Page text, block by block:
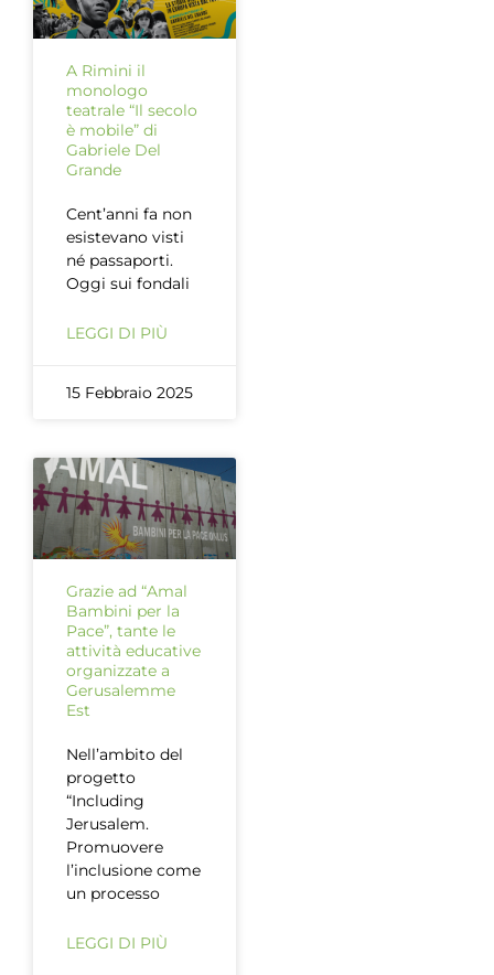
A Rimini il
monologo
teatrale “Il secolo
è mobile” di
Gabriele Del
Grande
Cent’anni fa non
esistevano visti
né passaporti.
Oggi sui fondali
LEGGI DI PIÙ
15 Febbraio 2025
Grazie ad “Amal
Bambini per la
Pace”, tante le
attività educative
organizzate a
Gerusalemme
Est
Nell’ambito del
progetto
“Including
Jerusalem.
Promuovere
l’inclusione come
un processo
LEGGI DI PIÙ